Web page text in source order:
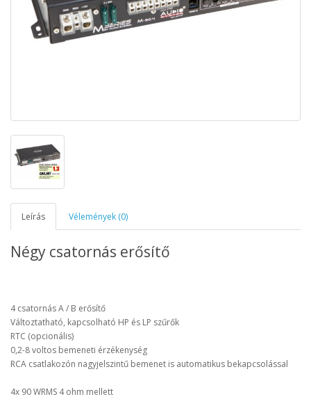
Leírás Vélemények (0)
Négy csatornás erősítő
4 csatornás A / B erősítő
Változtatható, kapcsolható HP és LP szűrők
RTC (opcionális)
0,2-8 voltos bemeneti érzékenység
RCA csatlakozón nagyjelszintű bemenet is automatikus bekapcsolással
4x 90 WRMS 4 ohm mellett